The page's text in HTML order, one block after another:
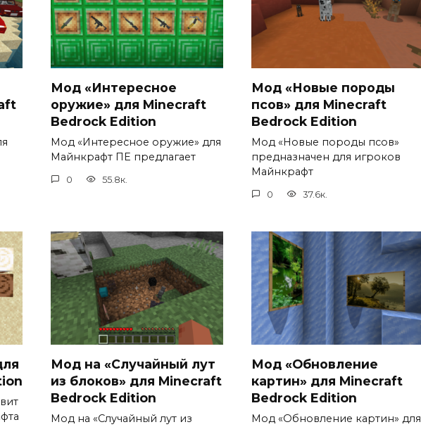
Мод «Интересное
оружие» для Minecraft
Bedrock Edition
Мод «Интересное оружие» для
Майнкрафт ПЕ предлагает
0 55.8к.
Мод «Новые породы
псов» для Minecraft
Bedrock Edition
Мод «Новые породы псов»
предназначен для игроков
Майнкрафт
0 37.6к.
Мод на «Случайный лут
из блоков» для Minecraft
Bedrock Edition
Мод на «Случайный лут из
Мод «Обновление
картин» для Minecraft
Bedrock Edition
Мод «Обновление картин» для